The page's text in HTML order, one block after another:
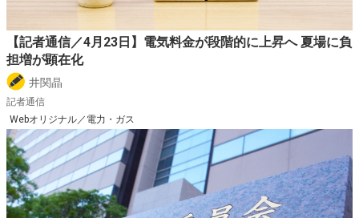
【記者通信／4月23日】電気料金が段階的に上昇へ 夏場に負
担増が顕在化
井関晶
記者通信
Webオリジナル／電力・ガス